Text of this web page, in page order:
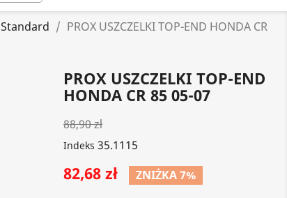

Standard
PROX USZCZELKI TOP-END HONDA CR
PROX USZCZELKI TOP-END
HONDA CR 85 05-07
88,90 zł
Indeks 35.1115
82,68 zł ZNIŻKA 7%